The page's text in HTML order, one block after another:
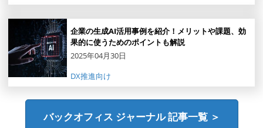
企業の生成AI活用事例を紹介！メリットや課題、効
果的に使うためのポイントも解説
2025年04月30日
DX推進向け
バックオフィス ジャーナル 記事一覧 ＞